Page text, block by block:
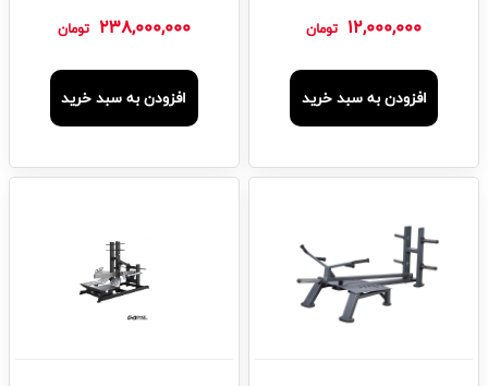
12,000,000 تومان
افزودن به سبد خرید
238,000,000 تومان
افزودن به سبد خرید